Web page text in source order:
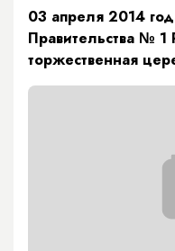
03 апреля 2014
Правительства № 1
торжественная
летию Академии